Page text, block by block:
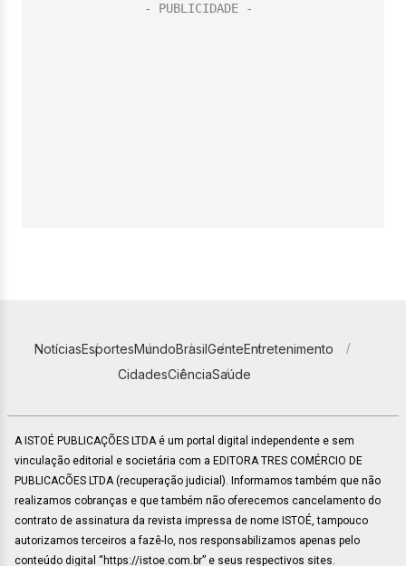
NotíciasEsportesMundoBrasilGenteEntretenimento
CidadesCiênciaSaúde
A ISTOÉ PUBLICAÇÕES LTDA é um portal digital independente e sem
vinculação editorial e societária com a EDITORA TRES COMÉRCIO DE
PUBLICACÕES LTDA (recuperação judicial). Informamos também que não
realizamos cobranças e que também não oferecemos cancelamento do
contrato de assinatura da revista impressa de nome ISTOÉ, tampouco
autorizamos terceiros a fazê-lo, nos responsabilizamos apenas pelo
conteúdo digital “https://istoe.com.br” e seus respectivos sites.